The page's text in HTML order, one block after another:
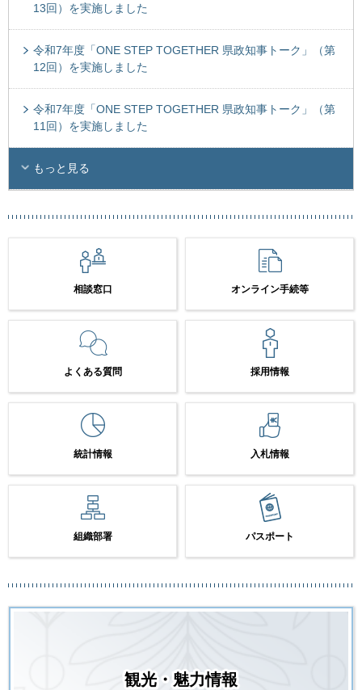
13回）を実施しました
令和7年度「ONE STEP TOGETHER 県政知事トーク」（第
12回）を実施しました
令和7年度「ONE STEP TOGETHER 県政知事トーク」（第
11回）を実施しました
もっと見る
相談窓口 オンライン手続等
よくある質問 採用情報
統計情報 入札情報
組織部署 パスポート
観光・魅力情報